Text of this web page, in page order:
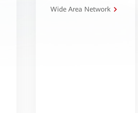
Wide Area Network